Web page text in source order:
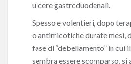
ulcere gastroduodenali.
Spesso e volentieri, dopo
o antimicotiche durate mesi,
fase di “debellamento” in cui
sembra essere scomparso, si